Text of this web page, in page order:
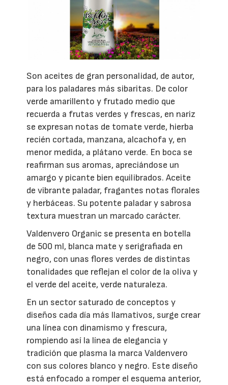
Son aceites de gran personalidad, de autor,
para los paladares más sibaritas. De color
verde amarillento y frutado medio que
recuerda a frutas verdes y frescas, en nariz
se expresan notas de tomate verde, hierba
recién cortada, manzana, alcachofa y, en
menor medida, a plátano verde. En boca se
reafirman sus aromas, apreciándose un
amargo y picante bien equilibrados. Aceite
de vibrante paladar, fragantes notas florales
y herbáceas. Su potente paladar y sabrosa
textura muestran un marcado carácter.
Valdenvero Organic se presenta en botella
de 500 ml, blanca mate y serigrafiada en
negro, con unas flores verdes de distintas
tonalidades que reflejan el color de la oliva y
el verde del aceite, verde naturaleza.
En un sector saturado de conceptos y
diseños cada día más llamativos, surge crear
una línea con dinamismo y frescura,
rompiendo así la línea de elegancia y
tradición que plasma la marca Valdenvero
con sus colores blanco y negro. Este diseño
está enfocado a romper el esquema anterior,